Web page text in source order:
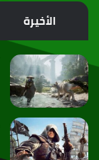
الأخيرة